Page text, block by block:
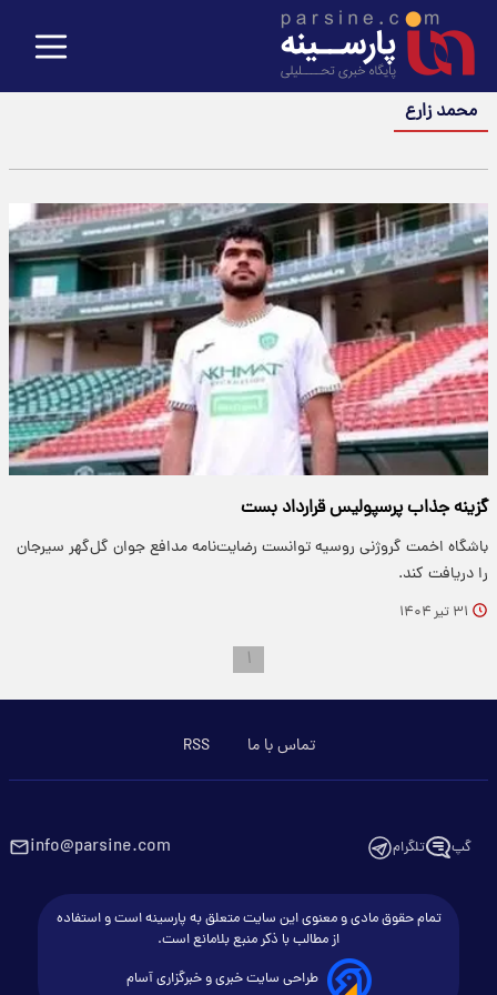
محمد زارع
گزینه جذاب پرسپولیس قرارداد بست
باشگاه اخمت گروژنی روسیه توانست رضایت‌نامه مدافع جوان گل‌گهر سیرجان
را دریافت کند.
۳۱ تیر ۱۴۰۴
۱
تماس با ما RSS
گپ تلگرام info@parsine.com
تمام حقوق مادی و معنوی این سایت متعلق به پارسینه است و استفاده
از مطالب با ذکر منبع بلامانع است.
طراحی سایت خبری و خبرگزاری آسام